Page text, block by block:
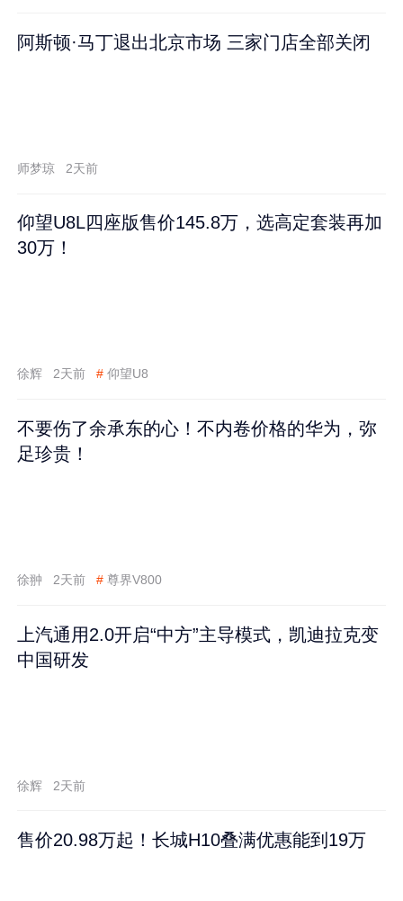
阿斯顿·马丁退出北京市场 三家门店全部关闭
师梦琼 2天前
仰望U8L四座版售价145.8万，选高定套装再加
30万！
徐辉 2天前 # 仰望U8
不要伤了余承东的心！不内卷价格的华为，弥
足珍贵！
徐翀 2天前 # 尊界V800
上汽通用2.0开启“中方”主导模式，凯迪拉克变
中国研发
徐辉 2天前
售价20.98万起！长城H10叠满优惠能到19万